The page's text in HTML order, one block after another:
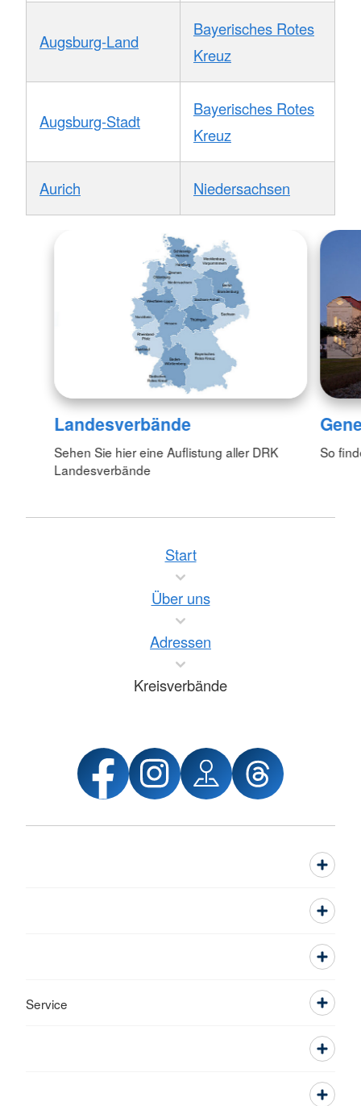
Augsburg-Land
Bayerisches Rotes
Kreuz
Augsburg-Stadt
Bayerisches Rotes
Kreuz
Aurich Niedersachsen
Landesverbände
Sehen Sie hier eine Auflistung aller DRK
Landesverbände
So
Start
Über uns
Adressen
Kreisverbände
Service